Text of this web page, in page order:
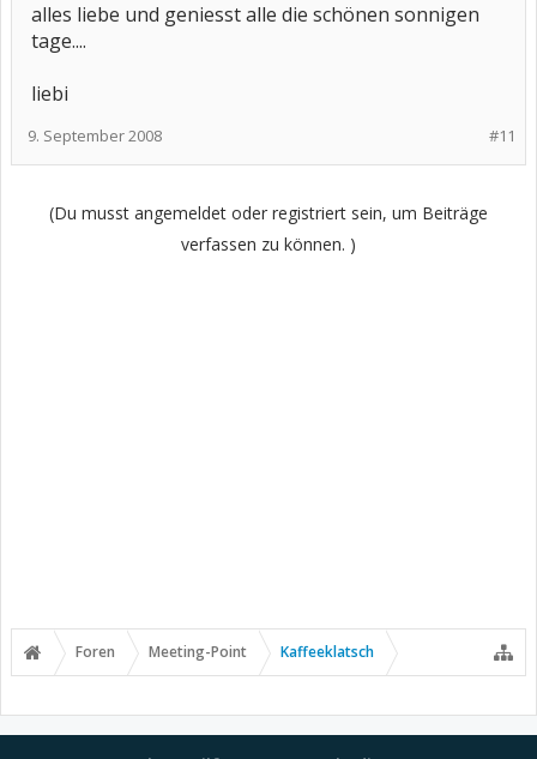
alles liebe und geniesst alle die schönen sonnigen
tage....
liebi
#11
9. September 2008
(Du musst angemeldet oder registriert sein, um Beiträge
verfassen zu können. )
Foren Meeting-Point Kaffeeklatsch